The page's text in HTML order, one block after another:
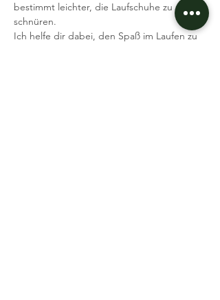
bestimmt leichter, die Laufschuhe zu
schnüren.
Ich helfe dir dabei, den Spaß im Laufen zu